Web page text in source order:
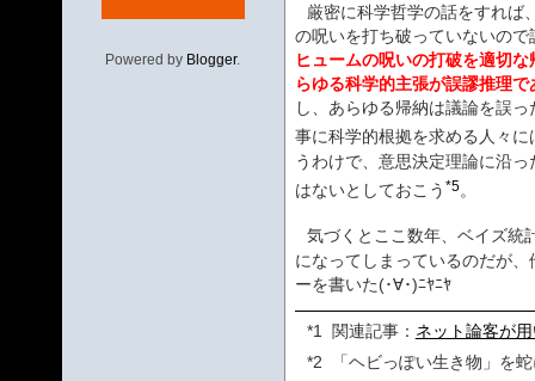
Powered by Blogger.
厳密に科学哲学の話をすれば
の呪いを打ち破っていないの
ヒュームの呪いの打破を適切
らゆる科学的主張が誤謬推理
し、あらゆる帰納は議論を誤
事に科学的根拠を求める人々
うわけで、意思決定理論に沿
はないとしておこう *5。
気づくとここ数年、ベイズ統
になってしまっているのだが
ーを書いた(･∀･)ﾆﾔﾆﾔ
*1 関連記事： ネット論客が
*2
「ヘビっぽい生き物」を